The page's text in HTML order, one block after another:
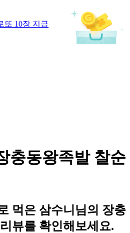
또 10장 지급
충동왕족발 찰순
먹은 삼수니님의 장충
뷰를 확인해보세요.